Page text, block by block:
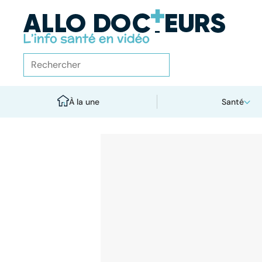
À la une Santé